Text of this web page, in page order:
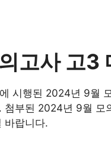
고사 고3
시행된 2024년 9월
첨부된 2024년 9월
바랍니다.